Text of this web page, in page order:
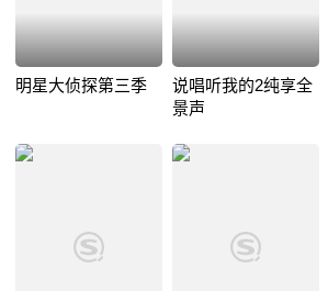
明星大侦探第三季
说唱听我的2纯享全
景声